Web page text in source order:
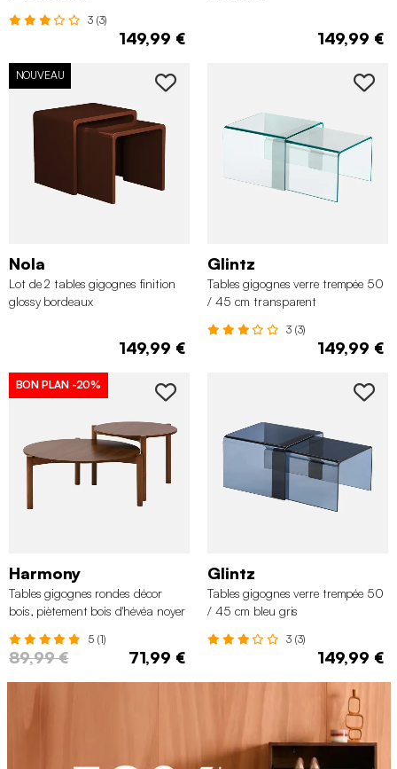
3 (3)
149,99 € 149,99 €
NOUVEAU
Nola
Lot de 2 tables gigognes finition
glossy bordeaux
149,99 €
Glintz
Tables gigognes verre trempée 50
/ 45 cm transparent
3 (3)
149,99 €
BON PLAN -20%
Harmony
Tables gigognes rondes décor
bois, piètement bois d'hévéa noyer
5 (1)
89,99 € 71,99 €
Glintz
Tables gigognes verre trempée 50
/ 45 cm bleu gris
3 (3)
149,99 €